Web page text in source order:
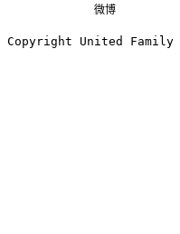
微博
Copyright United